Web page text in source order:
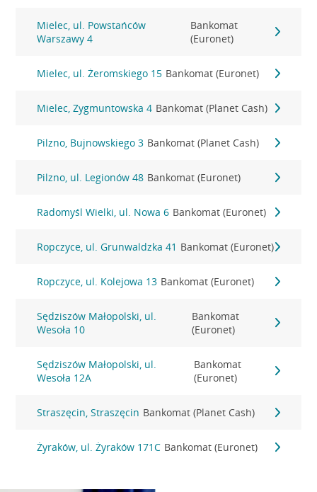
Mielec, ul. Powstańców
Warszawy 4
Bankomat
(Euronet)
Mielec, ul. Żeromskiego 15 Bankomat (Euronet)
Mielec, Zygmuntowska 4 Bankomat (Planet Cash)
Pilzno, Bujnowskiego 3 Bankomat (Planet Cash)
Pilzno, ul. Legionów 48 Bankomat (Euronet)
Radomyśl Wielki, ul. Nowa 6 Bankomat (Euronet)
Ropczyce, ul. Grunwaldzka 41 Bankomat (Euronet)
Ropczyce, ul. Kolejowa 13 Bankomat (Euronet)
Sędziszów Małopolski, ul.
Wesoła 10
Bankomat
(Euronet)
Sędziszów Małopolski, ul.
Wesoła 12A
Bankomat
(Euronet)
Straszęcin, Straszęcin Bankomat (Planet Cash)
Żyraków, ul. Żyraków 171C Bankomat (Euronet)